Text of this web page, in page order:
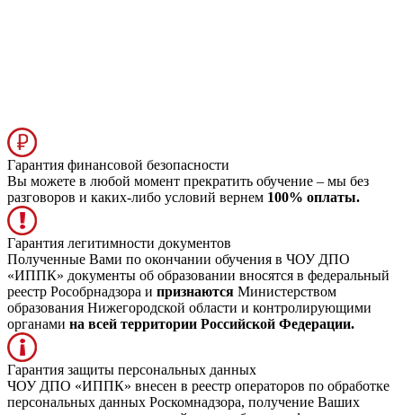
Гарантия финансовой безопасности
Вы можете в любой момент прекратить обучение – мы без
разговоров и каких-либо условий вернем 100% оплаты.
Гарантия легитимности документов
Полученные Вами по окончании обучения в ЧОУ ДПО
«ИППК» документы об образовании вносятся в федеральный
реестр Рособрнадзора и признаются Министерством
образования Нижегородской области и контролирующими
органами на всей территории Российской Федерации.
Гарантия защиты персональных данных
ЧОУ ДПО «ИППК» внесен в реестр операторов по обработке
персональных данных Роскомнадзора, получение Ваших